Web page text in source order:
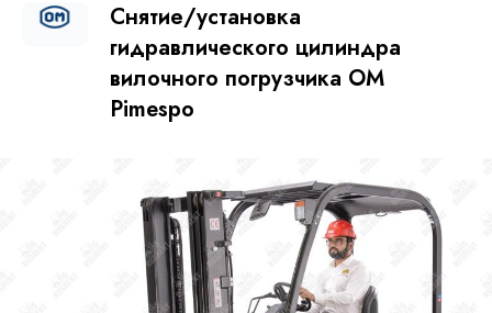
Снятие/установка
гидравлического цилиндра
вилочного погрузчика OM
Pimespo